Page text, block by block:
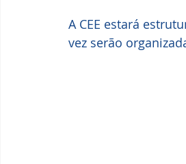
A CEE estará
vez serão